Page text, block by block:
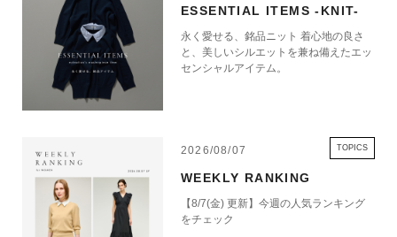
ESSENTIAL ITEMS -KNIT-
永く愛せる、銘品ニット 着心地の良さ
と、美しいシルエットを兼ね備えたエッ
センシャルアイテム。
2026/08/07 TOPICS
WEEKLY RANKING
【8/7(金) 更新】今週の人気ランキング
をチェック